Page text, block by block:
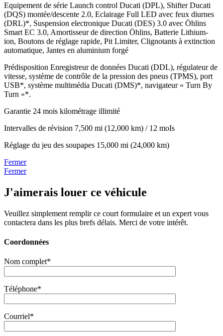
Equipement de série Launch control Ducati (DPL), Shifter Ducati
(DQS) montée/descente 2.0, Eclairage Full LED avec feux diurnes
(DRL)*, Suspension electronique Ducati (DES) 3.0 avec Öhlins
Smart EC 3.0, Amortisseur de direction Öhlins, Batterie Lithium-
ion, Boutons de réglage rapide, Pit Limiter, Clignotants à extinction
automatique, Jantes en aluminium forgé
Prédisposition Enregistreur de données Ducati (DDL), régulateur de
vitesse, système de contrôle de la pression des pneus (TPMS), port
USB*, système multimédia Ducati (DMS)*, navigateur « Turn By
Turn »*.
Garantie 24 mois kilométrage illimité
Intervalles de révision 7,500 mi (12,000 km) / 12 moIs
Réglage du jeu des soupapes 15,000 mi (24,000 km)
Fermer
Fermer
J'aimerais louer ce véhicule
Veuillez simplement remplir ce court formulaire et un expert vous
contactera dans les plus brefs délais. Merci de votre intérêt.
Coordonnées
Nom complet*
Téléphone*
Courriel*